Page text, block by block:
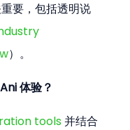
要，包括透明说
）。
体验？
tools 并结合